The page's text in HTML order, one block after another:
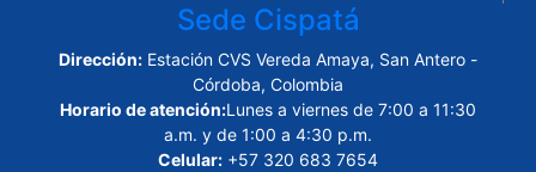
Sede Cispatá
Dirección: Estación CVS Vereda Amaya, San Antero -
Córdoba, Colombia
Horario de atención:Lunes a viernes de 7:00 a 11:30
a.m. y de 1:00 a 4:30 p.m.
Celular: +57 320 683 7654